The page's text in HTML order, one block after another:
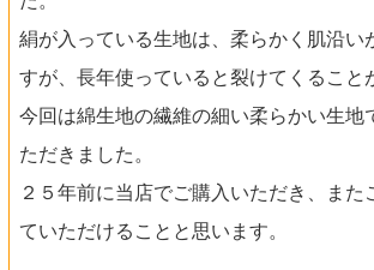
絹が入っている生地は、柔らかく肌沿い
すが、長年使っていると裂けてくること
今回は綿生地の繊維の細い柔らかい生地
ただきました。
２５年前に当店でご購入いただき、また
ていただけることと思います。